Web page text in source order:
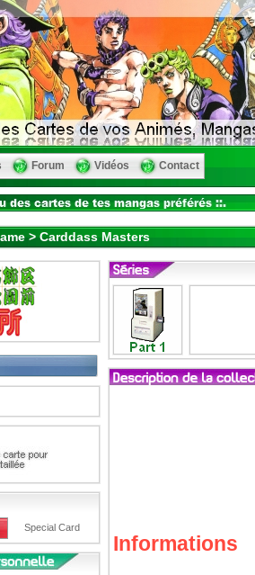
Forum Vidéos Contact
> Carddass Masters
Special Card
Informations